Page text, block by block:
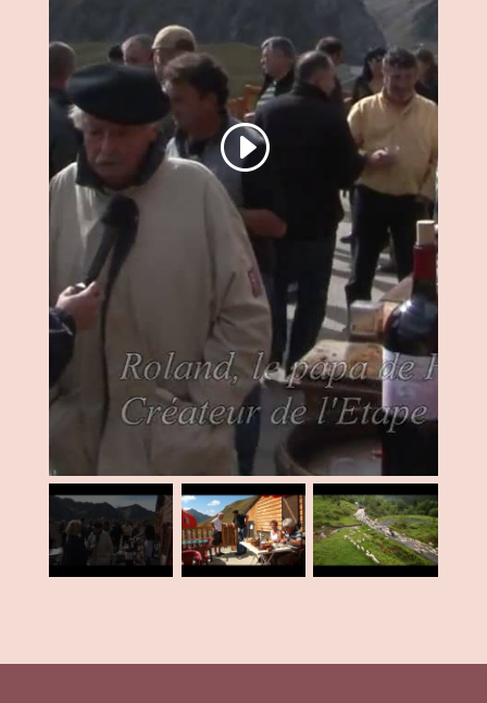
Cliquez pour accepter les cookies marketing et
activer ce contenu